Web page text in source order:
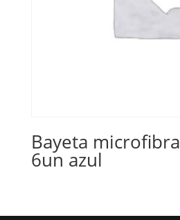
Bayeta
6un azul